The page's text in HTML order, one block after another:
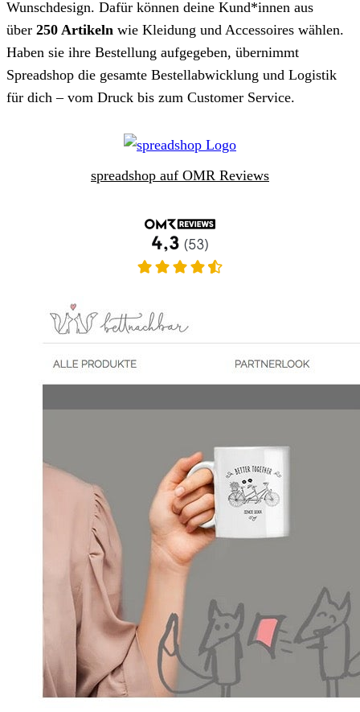
Wunschdesign. Dafür können deine Kund*innen aus
über 250 Artikeln wie Kleidung und Accessoires wählen.
Haben sie ihre Bestellung aufgegeben, übernimmt
Spreadshop die gesamte Bestellabwicklung und Logistik
für dich – vom Druck bis zum Customer Service.
spreadshop auf OMR Reviews